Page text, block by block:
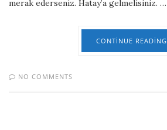
merak ederseniz. Hatay’a gelmelisiniz. …
CONTINUE READING
NO COMMENTS